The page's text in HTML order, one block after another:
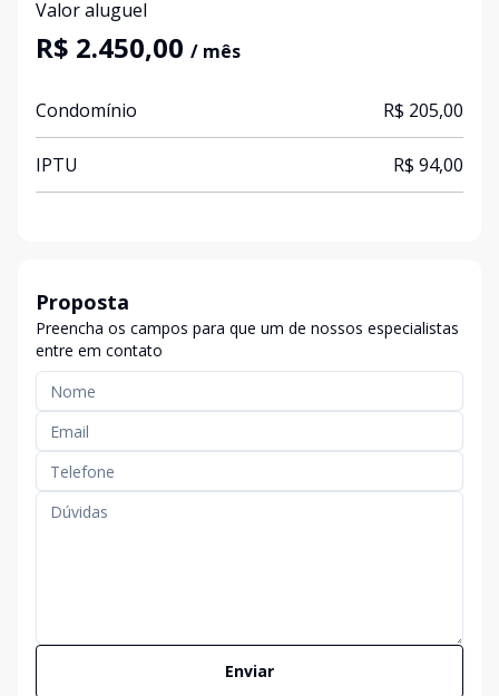
Valor aluguel
R$ 2.450,00 / mês
Condomínio R$ 205,00
IPTU R$ 94,00
Proposta
Preencha os campos para que um de nossos especialistas
entre em contato
Enviar